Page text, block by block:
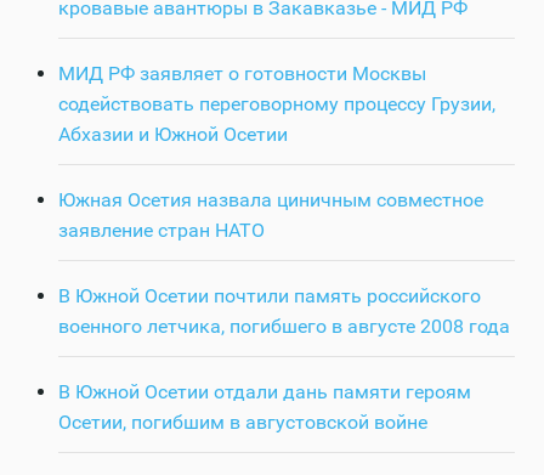
кровавые авантюры в Закавказье - МИД РФ
МИД РФ заявляет о готовности Москвы
содействовать переговорному процессу Грузии,
Абхазии и Южной Осетии
Южная Осетия назвала циничным совместное
заявление стран НАТО
В Южной Осетии почтили память российского
военного летчика, погибшего в августе 2008 года
В Южной Осетии отдали дань памяти героям
Осетии, погибшим в августовской войне